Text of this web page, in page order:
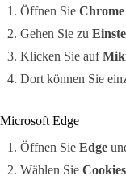
Öffnen Sie Chrome
Gehen Sie zu
Klicken Sie auf
Dort können Sie
Microsoft Edge
Öffnen Sie Edge
Wählen Sie